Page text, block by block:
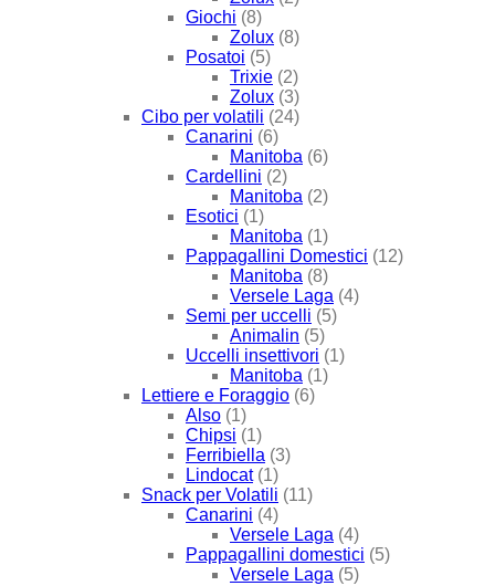
Giochi (8)
Zolux (8)
Posatoi (5)
Trixie (2)
Zolux (3)
Cibo per volatili (24)
Canarini (6)
Manitoba (6)
Cardellini (2)
Manitoba (2)
Esotici (1)
Manitoba (1)
Pappagallini Domestici (12)
Manitoba (8)
Versele Laga (4)
Semi per uccelli (5)
Animalin (5)
Uccelli insettivori (1)
Manitoba (1)
Lettiere e Foraggio (6)
Also (1)
Chipsi (1)
Ferribiella (3)
Lindocat (1)
Snack per Volatili (11)
Canarini (4)
Versele Laga (4)
Pappagallini domestici (5)
Versele Laga (5)